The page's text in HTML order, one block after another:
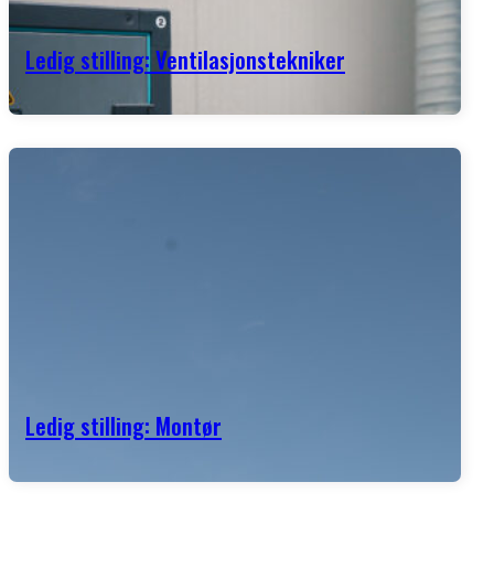
Ledig stilling: Ventilasjonstekniker
Ledig stilling: Montør